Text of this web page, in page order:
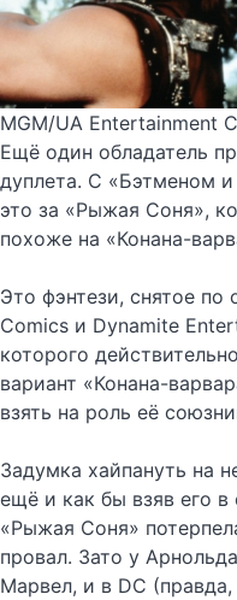
MGM/UA Entertainment
Ещё один обладатель
дуплета. С «Бэтменом
это за «Рыжая Соня»,
похоже на «Конана-
Это фэнтези, снятое
Comics и Dynamite
которого
вариант «Конана-
взять на роль её
Задумка хайпануть на
ещё и как бы взяв его
«Рыжая Соня»
провал. Зато у
Марвел, и в DC (правда,